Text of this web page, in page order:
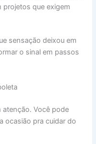
projetos que exigem
sensação deixou em
o sinal em passos
atenção. Você pode
ocasião pra cuidar do